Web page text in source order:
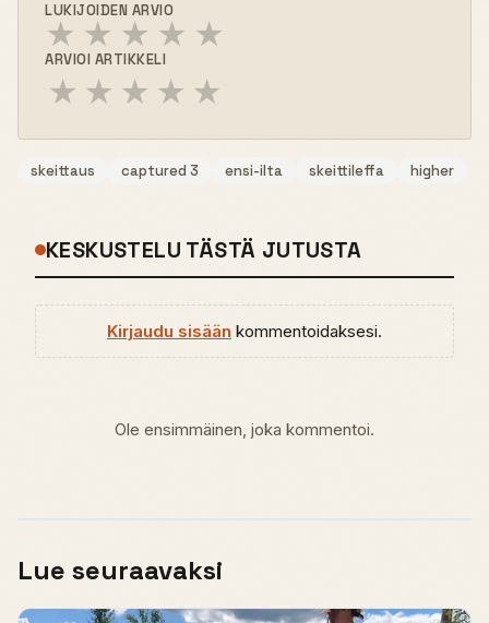
LUKIJOIDEN ARVIO
★ ★ ★ ★ ★
ARVIOI ARTIKKELI
★ ★ ★ ★ ★
skeittaus captured 3 ensi-ilta skeittileffa higher
KESKUSTELU TÄSTÄ JUTUSTA
Kirjaudu sisään kommentoidaksesi.
Ole ensimmäinen, joka kommentoi.
Lue seuraavaksi